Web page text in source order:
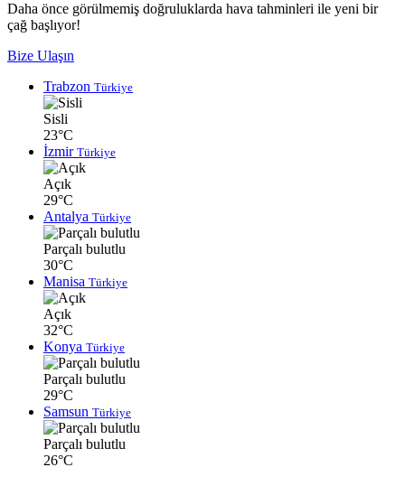
Daha önce görülmemiş doğruluklarda hava tahminleri ile yeni bir
çağ başlıyor!
Bize Ulaşın
Trabzon Türkiye
Sisli
23°C
İzmir Türkiye
Açık
29°C
Antalya Türkiye
Parçalı bulutlu
30°C
Manisa Türkiye
Açık
32°C
Konya Türkiye
Parçalı bulutlu
29°C
Samsun Türkiye
Parçalı bulutlu
26°C